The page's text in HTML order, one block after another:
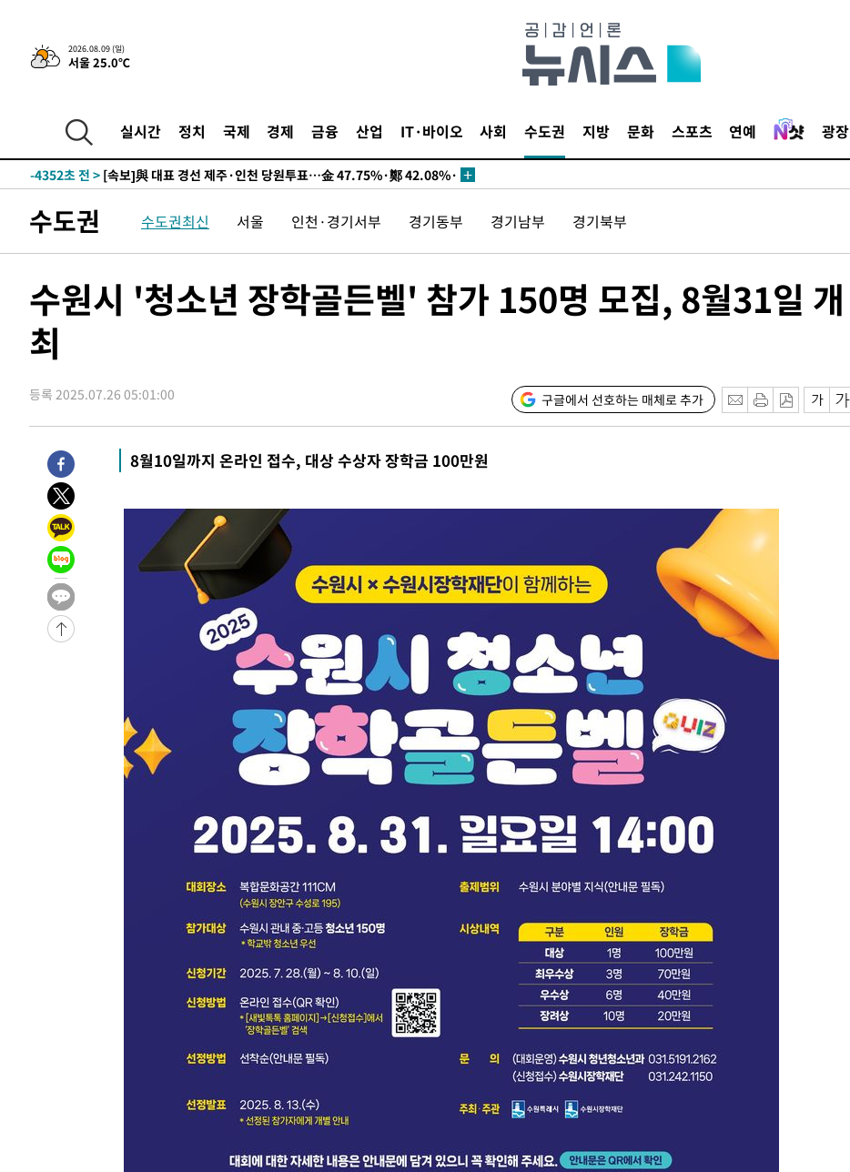
2026.08.09 (일)
서울 25.0℃
실시간 정치 국제 경제 금융 산업 IT·바이오 사회 수도권 지방 문화 스포츠 연예 광장
12시간 전 > [속보]뉴욕증시 상승 마감…S&P 0.6% 나스닥 1.3%↑
-5117초 전 >
[속보]與최고위원 제주·인천 순회경선…박선원·최민희·서미화·한
민수·김용 순
-5070초 전 >
래 44.56%
-4352초 전 > [속보]與 대표 경선 제주·인천 당원투표…金 47.75%·鄭 42.08%·
-3821초 전 > [속보]與 당대표 경선, 제주·인천 권리당원 투표 김민석 승리
40분 전 >낮 최고 35도 '무더위'…동해안 시간당 30㎜ '강한 비'[내일날씨]
코 이적"
55분 전 >수도권 40도 육박 '펄펄'…동해안 일부 지역엔 호의주의보
1시간 전 >
2시간 전 >
4시간 전 >선재도서 해루질 나섰다 실종 60대, 닷새 만에 숨진 채 발견
5시간 전 >남자 농구, 나고야 아시안게임서 '홈팀' 일본과 한일전
5시간 전 >
여수 오동도 해상서 모터보트 전복…1명 사망·1명 실종
6시간 전 >
날씨]
7시간 전 >
축구협회 "압수수색·성접대 논란 사과…쇄신의 기회로 삼겠다"
7시간 전 >
[속보]'압수수색·성접대 논란' 축구협회 "실망과 걱정 안겨드려 죄송"
10시간 전 >
'최고 37도' 폭염 지속…강원동해안 최대 150㎜ 비
12시간 전 >
[속보]뉴욕증시 상승 마감…S&P 0.6% 나스닥 1.3%↑
-14070초 전 >
이란 "호르무즈 재개방 합의 근접…美 배상 선행돼야"
-5117초 전 >
[속보]與최고위원 제주·인천 순회경선…박선원·최민희·서미화·한
[속보]김민석, 與 전대 당원투표 누적 득표율 45.42%로 1위… 정청
[속보]與 대표 경선 제주·인천 당원투표…金 47.75%·鄭 42.08%·
이강인 "아틀레티코 이적 기뻐…등번호 7번 의미보단 팀 위해 뛸 것"
[속보]與 당대표 경선, 제주·인천 권리당원 투표 김민석 승리
낮 최고 35도 '무더위'…동해안 시간당 30㎜ '강한 비'[내일날씨]
[속보]이강인 "감독님이 원하는 마음 느꼈고, 많은 트로피 원해 아틀레티
수도권 40도 육박 '펄펄'…동해안 일부 지역엔 호의주의보
온열질환 사망자 3명 늘어…누적 환자 3000명 돌파
백운산서 80년근 천종산삼 9뿌리 발견…감정가 1.3억원
선재도서 해루질 나섰다 실종 60대, 닷새 만에 숨진 채 발견
남자 농구, 나고야 아시안게임서 '홈팀' 일본과 한일전
여수 오동도 해상서 모터보트 전복…1명 사망·1명 실종
극한폭염 한풀 꺾이지만…'낮 최고 35도' 무더위, 열대야 계속[다음주
축구협회 "압수수색·성접대 논란 사과…쇄신의 기회로 삼겠다"
[속보]'압수수색·성접대 논란' 축구협회 "실망과 걱정 안겨드려 죄송"
'최고 37도' 폭염 지속…강원동해안 최대 150㎜ 비
[속보]뉴욕증시 상승 마감…S&P 0.6% 나스닥 1.3%↑
수도권 수도권최신 서울 인천·경기서부 경기동부 경기남부 경기북부
수원시 '청소년 장학골든벨' 참가 150명 모집, 8월31일 개
최
등록 2025.07.26 05:01:00 구글에서 선호하는 매체로 추가
8월10일까지 온라인 접수, 대상 수상자 장학금 100만원